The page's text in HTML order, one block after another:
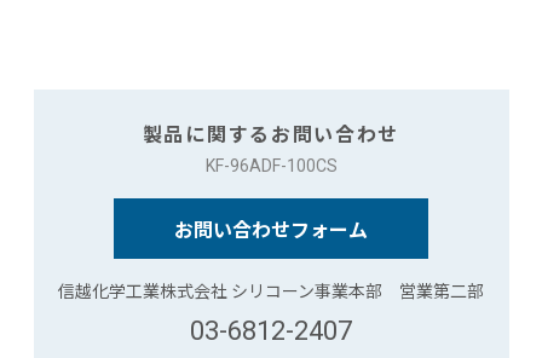
製品に関するお問い合わせ
KF-96ADF-100CS
お問い合わせフォーム
信越化学工業株式会社 シリコーン事業本部 営業第二部
03-6812-2407